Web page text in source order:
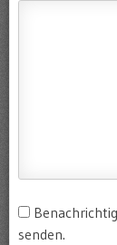
senden.